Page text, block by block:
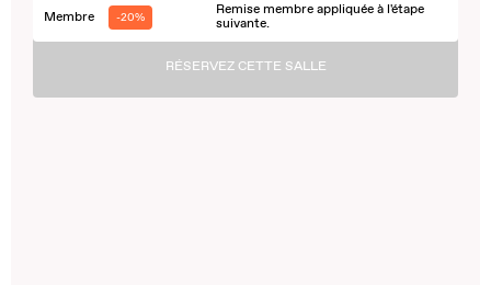
Membre -20%
Remise membre appliquée à l'étape
suivante.
RÉSERVEZ CETTE SALLE